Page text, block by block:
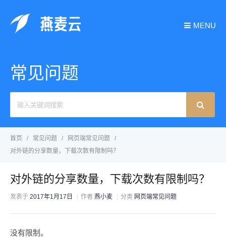
MENU
常见问题
For
首页 常见问题
网页端常见问题
对外链的分享数量，下载次数有限制吗？
对外链的分享数量，下载次数有限制吗？
发表于 2017年1月17日 作者 燕小麦 分类 网页端常见问题
没有限制。